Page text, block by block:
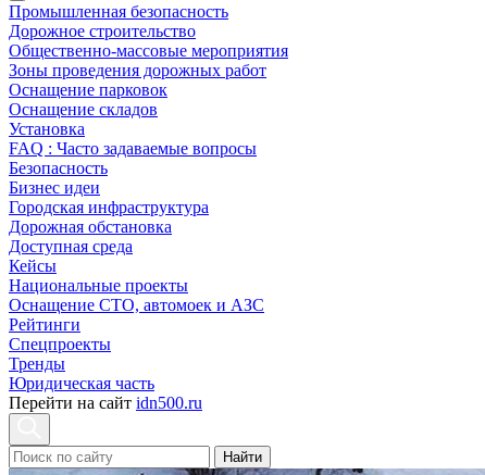
Промышленная безопасность
Дорожное строительство
Общественно‑массовые мероприятия
Зоны проведения дорожных работ
Оснащение парковок
Оснащение складов
Установка
FAQ : Часто задаваемые вопросы
Безопасность
Бизнес идеи
Городская инфраструктура
Дорожная обстановка
Доступная среда
Кейсы
Национальные проекты
Оснащение СТО, автомоек и АЗС
Рейтинги
Спецпроекты
Тренды
Юридическая часть
Перейти на сайт idn500.ru
Найти